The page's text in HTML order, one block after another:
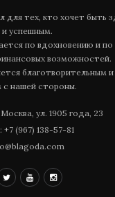
для тех, кто хочет быть
успешным.
по вдохновению и
возможностей.
благотворительным и
с нашей стороны.
ул. 1905 года, 23
(967) 138-57-81